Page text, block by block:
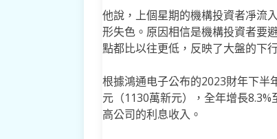
他說，上個星期的機構投資者凈流
形失色。原因相信是機構投資者要
點都比以往更低，反映了大盤的下
根據鴻通电子公布的2023財年下半
元（1130萬新元），全年增長
高公司的利息收入。